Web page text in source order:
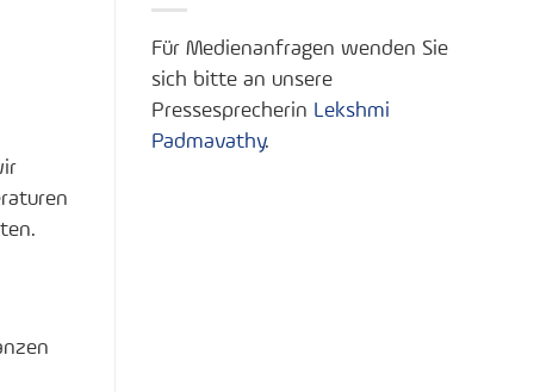
Für Medienanfragen wenden Sie
sich bitte an unsere
Pressesprecherin Lekshmi
Padmavathy.